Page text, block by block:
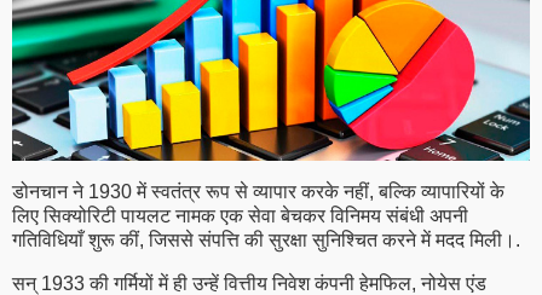
डोनचान ने 1930 में स्वतंत्र रूप से व्यापार करके नहीं, बल्कि व्यापारियों के
लिए सिक्योरिटी पायलट नामक एक सेवा बेचकर विनिमय संबंधी अपनी
गतिविधियाँ शुरू कीं, जिससे संपत्ति की सुरक्षा सुनिश्चित करने में मदद मिली।.
सन् 1933 की गर्मियों में ही उन्हें वित्तीय निवेश कंपनी हेमफिल, नोयेस एंड